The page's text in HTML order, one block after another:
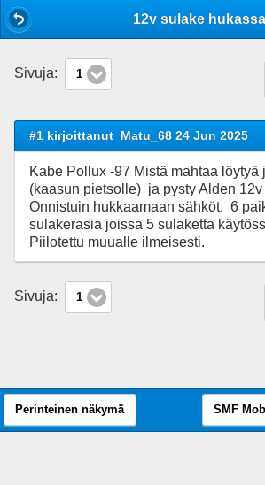
12v sulake hukassa
Sivuja: 1
#1 kirjoittanut Matu_68 24 Jun 2025
Kabe Pollux -97 Mistä mahtaa löytyä
(kaasun pietsolle) ja pysty Alden
Onnistuin hukkaamaan sähköt. 6
sulakerasia joissa 5 sulaketta
Piilotettu muualle ilmeisesti.
Sivuja: 1
Perinteinen näkymä SMF